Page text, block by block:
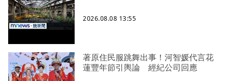
2026.08.08 13:55
著原住民服跳舞出事！河智媛代言花
蓮豐年節引輿論 經紀公司回應